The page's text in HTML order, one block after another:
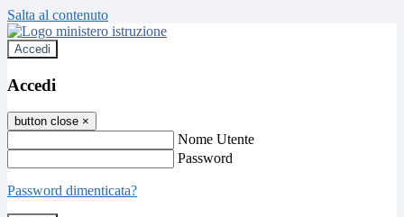
Salta al contenuto
Accedi
Accedi
button close ×
Nome Utente
Password
Password dimenticata?